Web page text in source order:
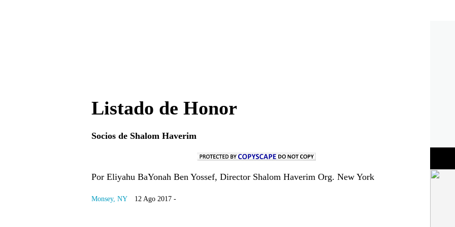
Listado de Honor
Socios de Shalom Haverim
Por Eliyahu BaYonah Ben Yossef, Director Shalom Haverim Org. New York
Monsey, NY 12 Ago 2017 -